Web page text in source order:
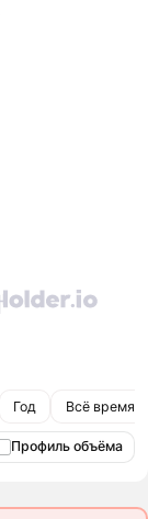
Год Всё время
Профиль объёма